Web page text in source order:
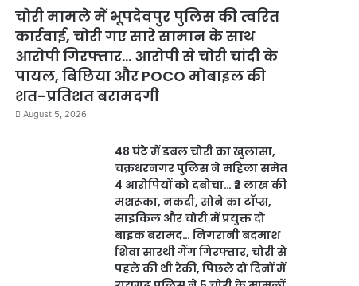
चोरी मामले में भूपदेवपुर पुलिस की त्वरित
कार्रवाई, चोरी गए सारे सामान के साथ
आरोपी गिरफ्तार… आरोपी से चोरी चांदी के
पायल, बिछिया और POCO मोबाइल की
शत-प्रतिशत बरामदगी
August 5, 2026
48 घंटे में डबल चोरी का खुलासा,
चक्रधरनगर पुलिस ने महिला समेत
4 आरोपियों को दबोचा… ₹2 लाख की
मशरूका, नकदी, सोने का टॉप्स,
साइकिल और चोरी में प्रयुक्त दो
बाइक बरामद… निगरानी बदमाश
शिवा सारथी गैंग गिरफ्तार, चोरी से
पहले की थी रेकी, पिछले दो दिनों में